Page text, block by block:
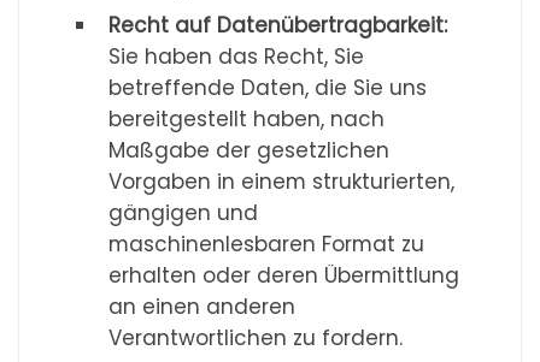
Recht auf Datenübertragbarkeit:
Sie haben das Recht, Sie
betreffende Daten, die Sie uns
bereitgestellt haben, nach
Maßgabe der gesetzlichen
Vorgaben in einem strukturierten,
gängigen und
maschinenlesbaren Format zu
erhalten oder deren Übermittlung
an einen anderen
Verantwortlichen zu fordern.